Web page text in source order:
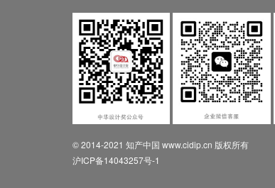
© 2014-2021 知产中国 www.cidip.cn 版权所有
沪ICP备14043257号-1